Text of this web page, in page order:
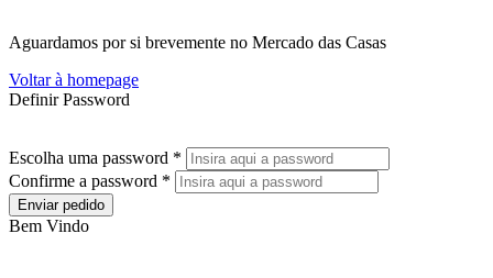
Aguardamos por si brevemente no Mercado das Casas
Voltar à homepage
Definir Password
Escolha uma password *
Confirme a password *
Enviar pedido
Bem Vindo